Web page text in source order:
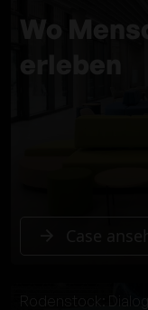
Wo
erleben
Rodenstock: